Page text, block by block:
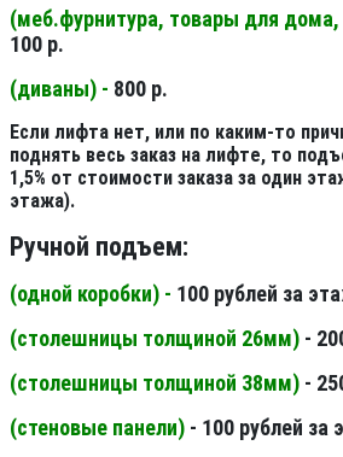
(меб.фурнитура, товары для дома,
100 р.
(диваны) - 800 р.
Если лифта нет, или по каким-то
поднять весь заказ на лифте, то
1,5% от стоимости заказа за один
этажа).
Ручной подъем:
(одной коробки) - 100 рублей за
(столешницы толщиной 26мм) -
(столешницы толщиной 38мм) -
(стеновые панели) - 100 рублей за